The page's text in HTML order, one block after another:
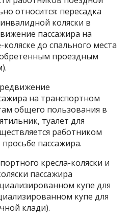
относится: пересадка
коляски в
пассажира на
до спального места
проездным
на транспортном
общего пользования в
туалет для
работником
пассажира.
кресла-коляски и
пассажира
купе для
купе для
клади).